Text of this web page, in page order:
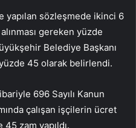
yapılan sözleşmede ikinci 6
gereken yüzde
Belediye Başkanı
45 olarak belirlendi.
696 Sayılı Kanun
çalışan işçilerin ücret
zam yapıldı.